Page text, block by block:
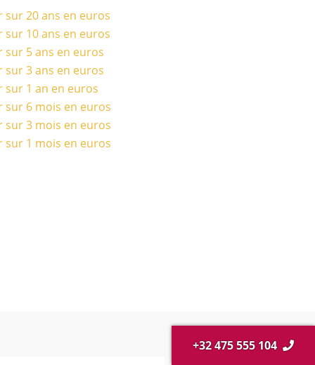
sur 20 ans en euros
sur 10 ans en euros
sur 5 ans en euros
sur 3 ans en euros
sur 1 an en euros
sur 6 mois en euros
sur 3 mois en euros
sur 1 mois en euros
+32 475 555 104